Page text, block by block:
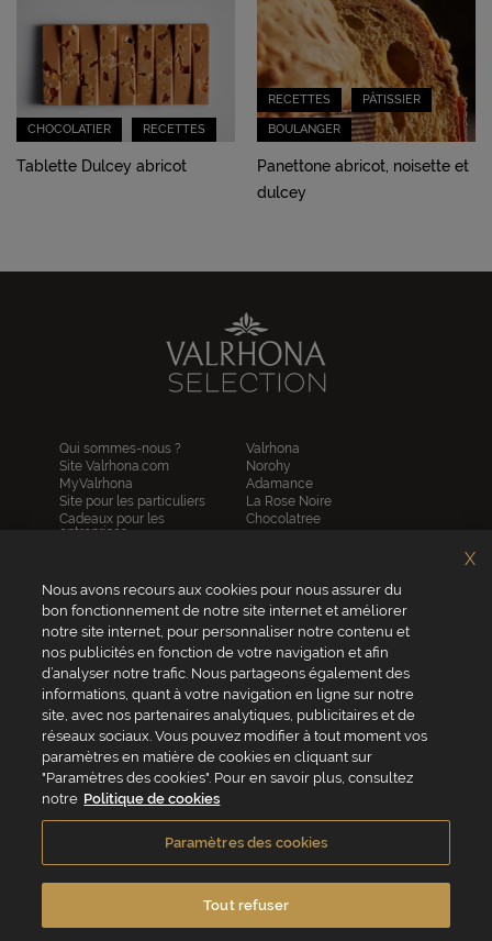
CHOCOLATIER RECETTES
Tablette Dulcey abricot
RECETTES PÂTISSIER
BOULANGER
Panettone abricot, noisette et
dulcey
Qui sommes-nous ?
Site Valrhona.com
MyValrhona
Site pour les particuliers
Cadeaux pour les
entreprises
Contactez-nous
Valrhona
Norohy
Adamance
La Rose Noire
Chocolatree
Republica del cacao
Service client
04 75 07 51 51
Du lundi au jeudi : 8h - 18h
Le vendredi : 8h - 17h
VALRHONA FRANCE - ZA Les Fleurons - 315 Allée des Bergerons -
Conditions générales de vente Politique de cookies Vie privée
Nous avons recours aux cookies pour nous assurer du
bon fonctionnement de notre site internet et améliorer
notre site internet, pour personnaliser notre contenu et
nos publicités en fonction de votre navigation et afin
d’analyser notre trafic. Nous partageons également des
informations, quant à votre navigation en ligne sur notre
site, avec nos partenaires analytiques, publicitaires et de
réseaux sociaux. Vous pouvez modifier à tout moment vos
paramètres en matière de cookies en cliquant sur
"Paramètres des cookies". Pour en savoir plus, consultez
notre Politique de cookies
Paramètres des cookies
Tout refuser
X